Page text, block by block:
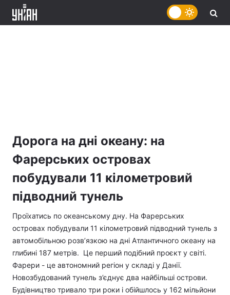
Дорога на дні океану: на
Фарерських островах
побудували 11 кілометровий
підводний тунель
Проїхатись по океанському дну. На Фарерських
островах побудували 11 кілометровий підводний тунель з
автомобільною розв’язкою на дні Атлантичного океану на
глибині 187 метрів. Це перший подібний проєкт у світі.
Фарери - це автономний регіон у складі у Данії.
Новозбудований тунель з’єднує два найбільші острови.
Будівництво тривало три роки і обійшлось у 162 мільйони